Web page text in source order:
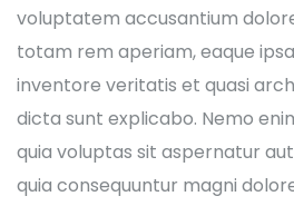
voluptatem accusantium
totam rem aperiam, eaque
inventore veritatis et quasi
dicta sunt explicabo. Nemo
quia voluptas sit aspernatur
quia consequuntur magni